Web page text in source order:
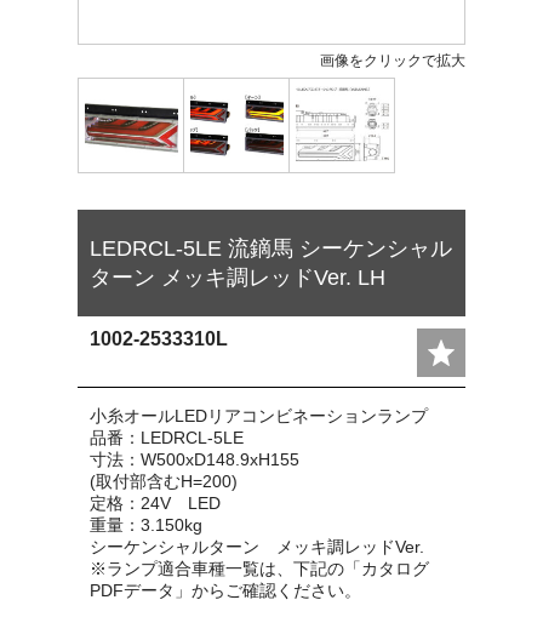
画像をクリックで拡大
LEDRCL-5LE 流鏑馬 シーケンシャル
ターン メッキ調レッドVer. LH
1002-2533310L
小糸オールLEDリアコンビネーションランプ
品番：LEDRCL-5LE
寸法：W500xD148.9xH155
(取付部含むH=200)
定格：24V LED
重量：3.150kg
シーケンシャルターン メッキ調レッドVer.
※ランプ適合車種一覧は、下記の「カタログ
PDFデータ」からご確認ください。